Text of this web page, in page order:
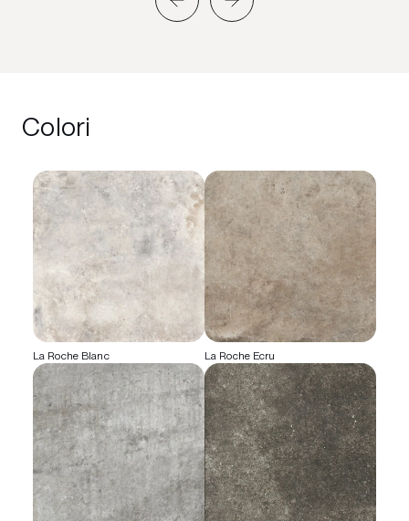
Colori
La Roche Blanc La Roche Ecru